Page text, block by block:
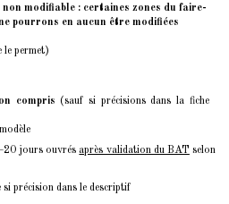
modifiable : certaines zones du faire-
pourrons en aucun être modifiées
le permet)
compris (sauf si précisions dans la fiche
jours ouvrés après validation du BAT selon
si précision dans le descriptif